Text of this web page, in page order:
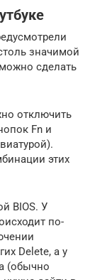
значимой
сделать
отключить
Fn и
этих
BIOS. У
по-
Delete, а у
(обычно